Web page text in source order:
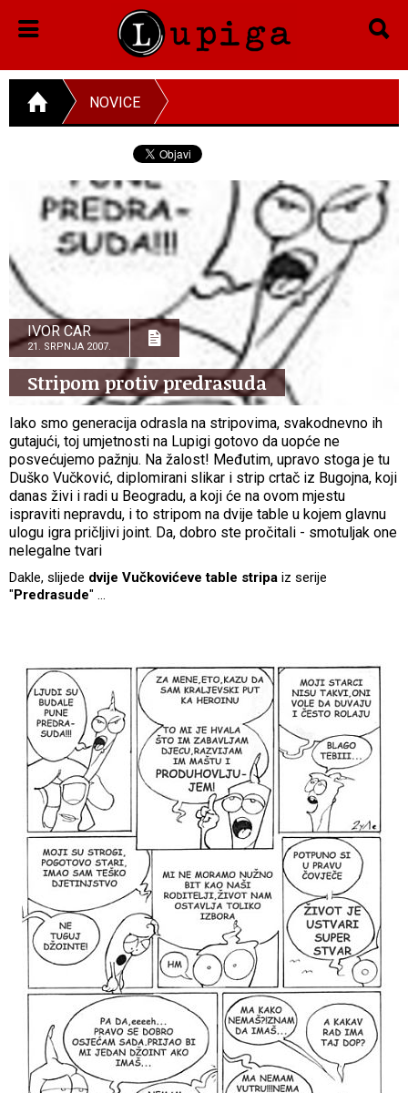
NOVICE
IVOR CAR
21. SRPNJA 2007.
Stripom protiv predrasuda
Iako smo generacija odrasla na stripovima, svakodnevno ih
gutajući, toj umjetnosti na Lupigi gotovo da uopće ne
posvećujemo pažnju. Na žalost! Međutim, upravo stoga je tu
Duško Vučković, diplomirani slikar i strip crtač iz Bugojna, koji
danas živi i radi u Beogradu, a koji će na ovom mjestu
ispraviti nepravdu, i to stripom na dvije table u kojem glavnu
ulogu igra pričljivi joint. Da, dobro ste pročitali - smotuljak one
nelegalne tvari
Dakle, slijede dvije Vučkovićeve table stripa iz serije
"Predrasude" ...